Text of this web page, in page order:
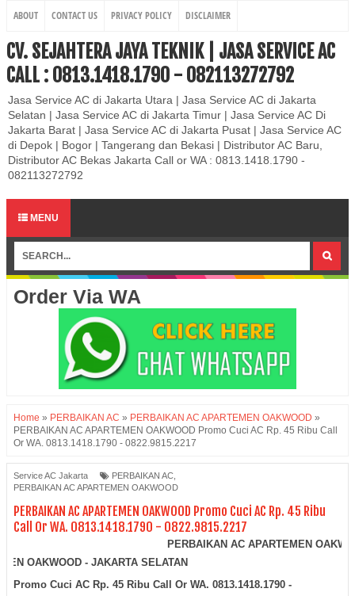
ABOUT CONTACT US PRIVACY POLICY DISCLAIMER
CV. SEJAHTERA JAYA TEKNIK | JASA SERVICE AC
CALL : 0813.1418.1790 - 082113272792
Jasa Service AC di Jakarta Utara | Jasa Service AC di Jakarta
Selatan | Jasa Service AC di Jakarta Timur | Jasa Service AC Di
Jakarta Barat | Jasa Service AC di Jakarta Pusat | Jasa Service AC
di Depok | Bogor | Tangerang dan Bekasi | Distributor AC Baru,
Distributor AC Bekas Jakarta Call or WA : 0813.1418.1790 -
082113272792
MENU
Order Via WA
Home » PERBAIKAN AC » PERBAIKAN AC APARTEMEN OAKWOOD »
PERBAIKAN AC APARTEMEN OAKWOOD Promo Cuci AC Rp. 45 Ribu Call
Or WA. 0813.1418.1790 - 0822.9815.2217
Service AC Jakarta PERBAIKAN AC
PERBAIKAN AC APARTEMEN OAKWOOD
PERBAIKAN AC APARTEMEN OAKWOOD Promo Cuci AC Rp. 45 Ribu
Call Or WA. 0813.1418.1790 - 0822.9815.2217
PERBAIKAN AC APARTEMEN OAKWOOD
OAKWOOD - JAKARTA SELATAN
Promo Cuci AC Rp. 45 Ribu Call Or WA. 0813.1418.1790 -